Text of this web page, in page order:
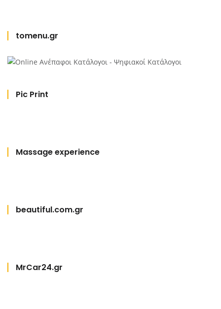
tomenu.gr
Pic Print
Massage experience
beautiful.com.gr
MrCar24.gr